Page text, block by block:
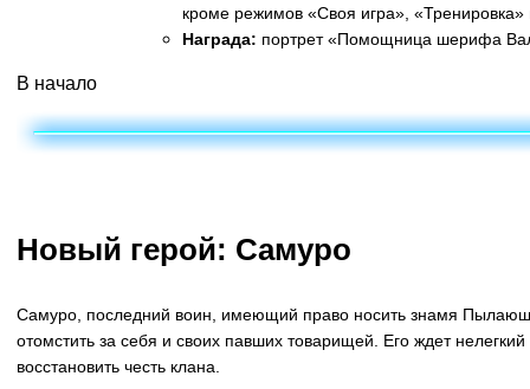
кроме режимов «Своя игра», «Тренировка»
Награда: портрет «Помощница шерифа
В начало
Новый герой: Самуро
Самуро, последний воин, имеющий право носить знамя
отомстить за себя и своих павших товарищей. Его ждет
восстановить честь клана.